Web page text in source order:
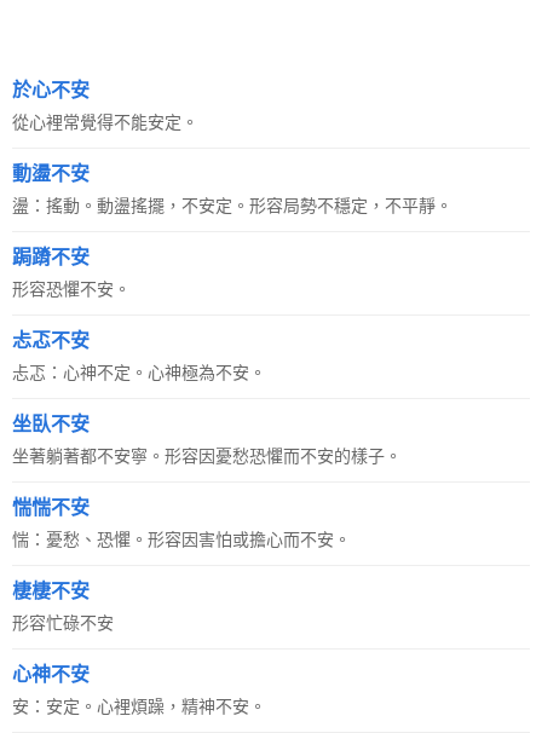
於心不安
從心裡常覺得不能安定。
動盪不安
盪：搖動。動盪搖擺，不安定。形容局勢不穩定，不平靜。
跼蹐不安
形容恐懼不安。
忐忑不安
忐忑：心神不定。心神極為不安。
坐臥不安
坐著躺著都不安寧。形容因憂愁恐懼而不安的樣子。
惴惴不安
惴：憂愁、恐懼。形容因害怕或擔心而不安。
棲棲不安
形容忙碌不安
心神不安
安：安定。心裡煩躁，精神不安。